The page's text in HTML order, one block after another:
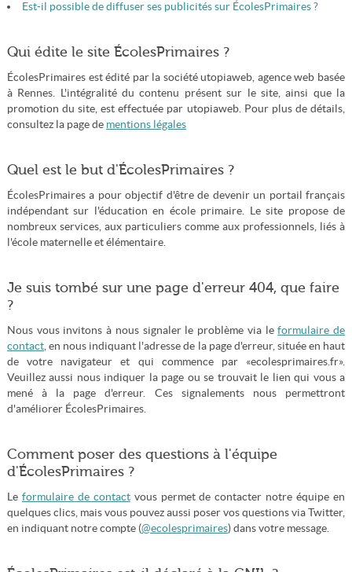
Est-il possible de diffuser ses publicités sur ÉcolesPrimaires ?
Qui édite le site ÉcolesPrimaires ?
ÉcolesPrimaires est édité par la société utopiaweb, agence web basée
à Rennes. L'intégralité du contenu présent sur le site, ainsi que la
promotion du site, est effectuée par utopiaweb. Pour plus de détails,
consultez la page de mentions légales
Quel est le but d'ÉcolesPrimaires ?
ÉcolesPrimaires a pour objectif d'être de devenir un portail français
indépendant sur l'éducation en école primaire. Le site propose de
nombreux services, aux particuliers comme aux professionnels, liés à
l'école maternelle et élémentaire.
Je suis tombé sur une page d'erreur 404, que faire
?
Nous vous invitons à nous signaler le problème via leformulaire de
contact, en nous indiquant l'adresse de la page d'erreur, située en haut
de votre navigateur et qui commence par «ecolesprimaires.fr».
Veuillez aussi nous indiquer la page ou se trouvait le lien qui vous a
mené à la page d'erreur. Ces signalements nous permettront
d'améliorer ÉcolesPrimaires.
Comment poser des questions à l'équipe
d'ÉcolesPrimaires ?
Le formulaire de contactvous permet de contacter notre équipe en
quelques clics, mais vous pouvez aussi poser vos questions via Twitter,
en indiquant notre compte (@ecolesprimaires) dans votre message.